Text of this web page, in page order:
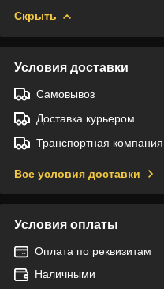
Скрыть
Условия доставки
Самовывоз
Доставка курьером
Транспортная
Все условия доставки
Условия оплаты
Оплата по реквизитам
Наличными